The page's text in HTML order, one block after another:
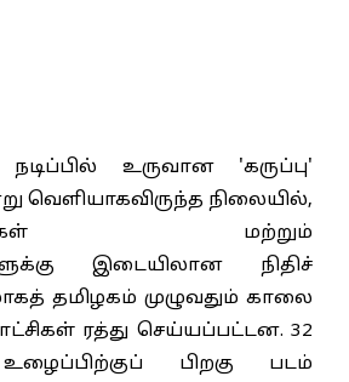
உருவான 'கருப்பு'
வெளியாகவிருந்த நிலையில்,
மற்றும்
இடையிலான நிதிச்
தமிழகம் முழுவதும் காலை
ரத்து செய்யப்பட்டன. 32
பிறகு படம்